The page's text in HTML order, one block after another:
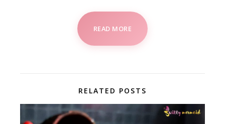
READ MORE
RELATED POSTS